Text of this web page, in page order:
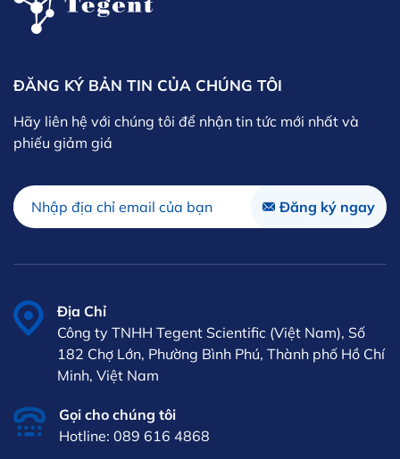
ĐĂNG KÝ BẢN TIN CỦA CHÚNG TÔI
Hãy liên hệ với chúng tôi để nhận tin tức mới nhất và
phiếu giảm giá
Địa Chỉ
Công ty TNHH Tegent Scientific (Việt Nam), Số
182 Chợ Lớn, Phường Bình Phú, Thành phố Hồ Chí
Minh, Việt Nam
Gọi cho chúng tôi
Hotline: 089 616 4868